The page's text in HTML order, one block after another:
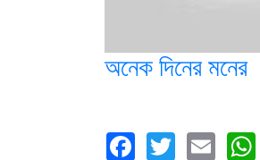
অনেক দিনের মনের